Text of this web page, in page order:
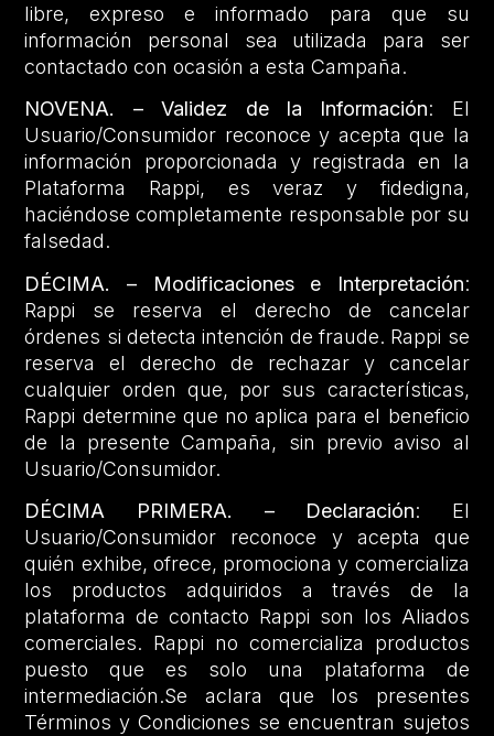
libre, expreso e informado para que su
información personal sea utilizada para ser
contactado con ocasión a esta Campaña.
NOVENA.
– Validez de la Información: El
Usuario/Consumidor reconoce y acepta que la
información proporcionada y registrada en la
Plataforma Rappi, es veraz y fidedigna,
haciéndose completamente responsable por su
falsedad.
DÉCIMA. – Modificaciones e Interpretación:
Rappi se reserva el derecho de cancelar
órdenes si detecta intención de fraude. Rappi se
reserva el derecho de rechazar y cancelar
cualquier orden que, por sus características,
Rappi determine que no aplica para el beneficio
de la presente Campaña, sin previo aviso al
Usuario/Consumidor.
DÉCIMA PRIMERA. – Declaración: El
Usuario/Consumidor reconoce y acepta que
quién exhibe, ofrece, promociona y comercializa
los productos adquiridos a través de la
plataforma de contacto Rappi son los Aliados
comerciales. Rappi no comercializa productos
puesto que es solo una plataforma de
intermediación.Se aclara que los presentes
Términos y Condiciones se encuentran sujetos